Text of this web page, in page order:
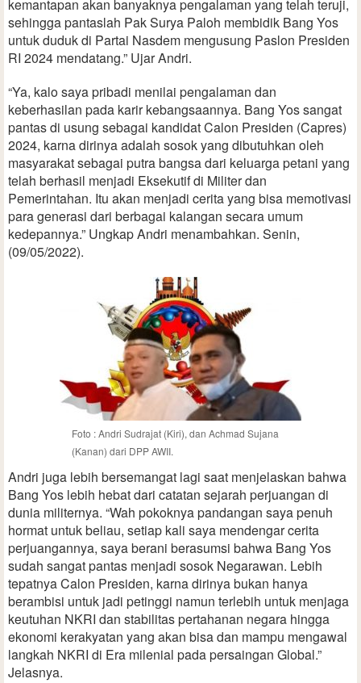
kemantapan akan banyaknya pengalaman yang telah teruji,
sehingga pantaslah Pak Surya Paloh membidik Bang Yos
untuk duduk di Partai Nasdem mengusung Paslon Presiden
RI 2024 mendatang.” Ujar Andri.
“Ya, kalo saya pribadi menilai pengalaman dan
keberhasilan pada karir kebangsaannya. Bang Yos sangat
pantas di usung sebagai kandidat Calon Presiden (Capres)
2024, karna dirinya adalah sosok yang dibutuhkan oleh
masyarakat sebagai putra bangsa dari keluarga petani yang
telah berhasil menjadi Eksekutif di Militer dan
Pemerintahan. Itu akan menjadi cerita yang bisa memotivasi
para generasi dari berbagai kalangan secara umum
kedepannya.” Ungkap Andri menambahkan. Senin,
(09/05/2022).
Foto : Andri Sudrajat (Kiri), dan Achmad Sujana
(Kanan) dari DPP AWII.
Andri juga lebih bersemangat lagi saat menjelaskan bahwa
Bang Yos lebih hebat dari catatan sejarah perjuangan di
dunia militernya. “Wah pokoknya pandangan saya penuh
hormat untuk beliau, setiap kali saya mendengar cerita
perjuangannya, saya berani berasumsi bahwa Bang Yos
sudah sangat pantas menjadi sosok Negarawan. Lebih
tepatnya Calon Presiden, karna dirinya bukan hanya
berambisi untuk jadi petinggi namun terlebih untuk menjaga
keutuhan NKRI dan stabilitas pertahanan negara hingga
ekonomi kerakyatan yang akan bisa dan mampu mengawal
langkah NKRI di Era milenial pada persaingan Global.”
Jelasnya.